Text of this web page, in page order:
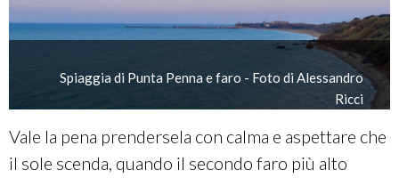
Spiaggia di Punta Penna e faro - Foto di Alessandro
Ricci
Vale la pena prendersela con calma e aspettare che
il sole scenda, quando il secondo faro più alto